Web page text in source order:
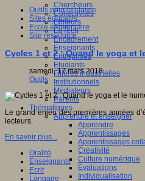
Chercheurs
Collectivités
Editeurs
EdTech
Encadrement
Enseignants
Entreprises
Etudiants
Filières industrielles
Institutionnels
Médiateurs
Parents
Thématiques
Apprendre et enseigner
Apprendre
Apprentissages
Apprentissages
Créativité
Culture numérique
Evaluations
Individualisation
Outils pour la classe
Sites éducatifs
Ecole élémentaire
Site ressource
Cycles 1 et 2 : Quand le yoga et
samedi, 17 mars 2018
Outils
Le grand enjeu des premières années
lecteurs.
En savoir plus...
Oralité
Enseignants
Ecrit
Langage